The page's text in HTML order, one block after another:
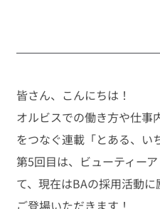
皆さん、こんにちは！
オルビスでの働き方や仕事
をつなぐ連載「とある、い
第5回目は、ビューティー
て、現在はBAの採用活動
ご登場いただきます！